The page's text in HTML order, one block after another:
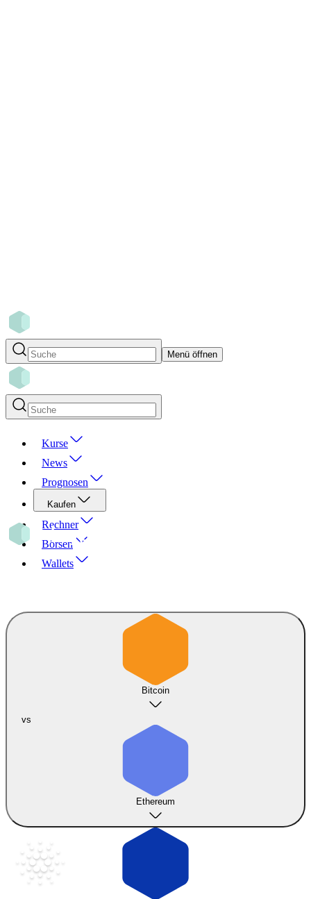
Menü öffnen
Kurse
News
Prognosen
Kaufen
Rechner
Börsen
Wallets
Bitcoin
vs
Ethereum